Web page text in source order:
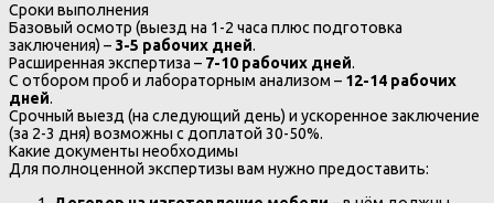
Сроки выполнения
Базовый осмотр (выезд на 1-2 часа плюс подготовка
заключения) – 3-5 рабочих дней.
Расширенная экспертиза – 7-10 рабочих дней.
С отбором проб и лабораторным анализом – 12-14 рабочих
дней.
Срочный выезд (на следующий день) и ускоренное заключение
(за 2-3 дня) возможны с доплатой 30-50%.
Какие документы необходимы
Для полноценной экспертизы вам нужно предоставить: